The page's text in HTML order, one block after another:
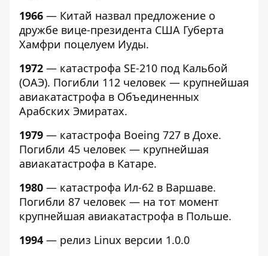
1966 — Китай назвал предложение о
дружбе вице-президента США Губерта
Хамфри поцелуем Иуды.
1972 — катастрофа SE-210 под Кальбой
(ОАЭ). Погибли 112 человек — крупнейшая
авиакатастрофа в Объединенных
Арабских Эмиратах.
1979 — катастрофа Boeing 727 в Дохе.
Погибли 45 человек — крупнейшая
авиакатастрофа в Катаре.
1980 — катастрофа Ил-62 в Варшаве.
Погибли 87 человек — на тот момент
крупнейшая авиакатастрофа в Польше.
1994 — релиз Linux версии 1.0.0